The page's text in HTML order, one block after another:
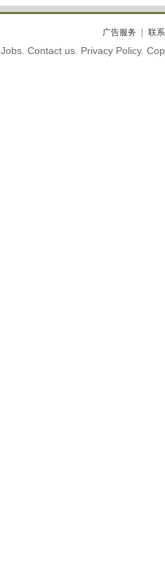
广告服务 联
Jobs. Contact us. Privacy Policy.